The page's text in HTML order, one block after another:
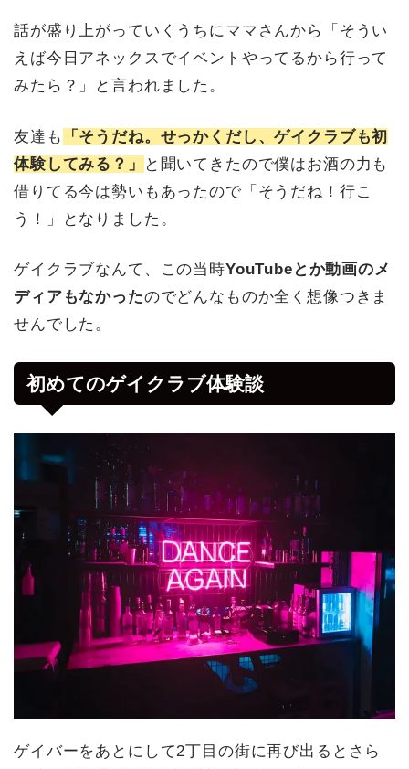
話が盛り上がっていくうちにママさんから「そうい
えば今日アネックスでイベントやってるから行って
みたら？」と言われました。
友達も
「そうだね。せっかくだし、ゲイクラブも初
体験してみる？」
と聞いてきたので僕はお酒の力も
借りてる今は勢いもあったので「そうだね！行こ
う！」となりました。
ゲイクラブなんて、この当時YouTubeとか動画のメ
ディアもなかったのでどんなものか全く想像つきま
せんでした。
初めてのゲイクラブ体験談
ゲイバーをあとにして2丁目の街に再び出るとさら